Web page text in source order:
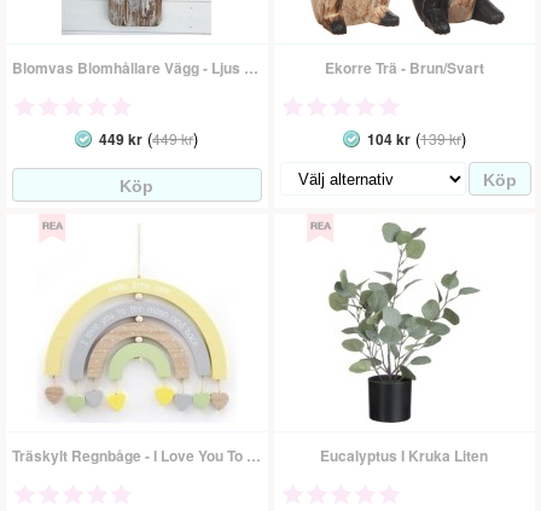
Blomvas Blomhållare Vägg - Ljus Rustik
449 kr (449 kr)
Ekorre Trä - Brun/Svart
104 kr(139 kr)
Träskylt Regnbåge - I Love You To The Moon And Back Eucalyptus I Kruka Liten